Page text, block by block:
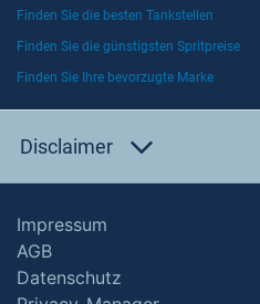
Finden Sie die besten Tankstellen
Finden Sie die günstigsten Spritpreise
Finden Sie Ihre bevorzugte Marke
Disclaimer
Impressum
AGB
Datenschutz